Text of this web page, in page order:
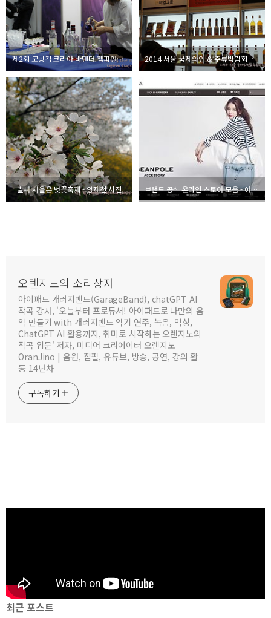
제2회 모닝컵 코리아 바텐더 챔피언쉽 2014 현장 2014 서울 국제와인 & 주류박람회 현장 스케치 4/17~4/19
벌써 서울은 벚꽃축제 - 양재천 사진 브랜드 공식 온라인 스토어 모음 - 아디다스, 리복, 루이까또즈, 빈폴 등
오렌지노의 소리상자
아이패드 개러지밴드(GarageBand), chatGPT AI
작곡 강사, '오늘부터 프로듀서! 아이패드로 나만의 음
악 만들기 with 개러지밴드 악기 연주, 녹음, 믹싱,
ChatGPT AI 활용까지, 취미로 시작하는 오렌지노의
작곡 입문' 저자, 미디어 크리에이터 오렌지노
OranJino | 음원, 집필, 유튜브, 방송, 공연, 강의 활
동 14년차
구독하기
최근 포스트